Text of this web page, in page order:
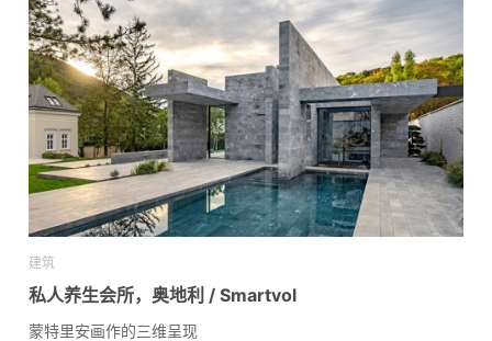
建筑
私人养生会所，奥地利 / Smartvol
蒙特里安画作的三维呈现